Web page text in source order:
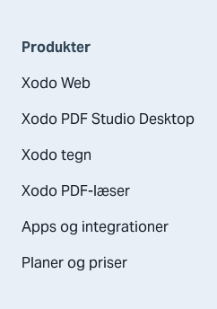
Produkter
Xodo Web
Xodo PDF Studio Desktop
Xodo tegn
Xodo PDF-læser
Apps og integrationer
Planer og priser